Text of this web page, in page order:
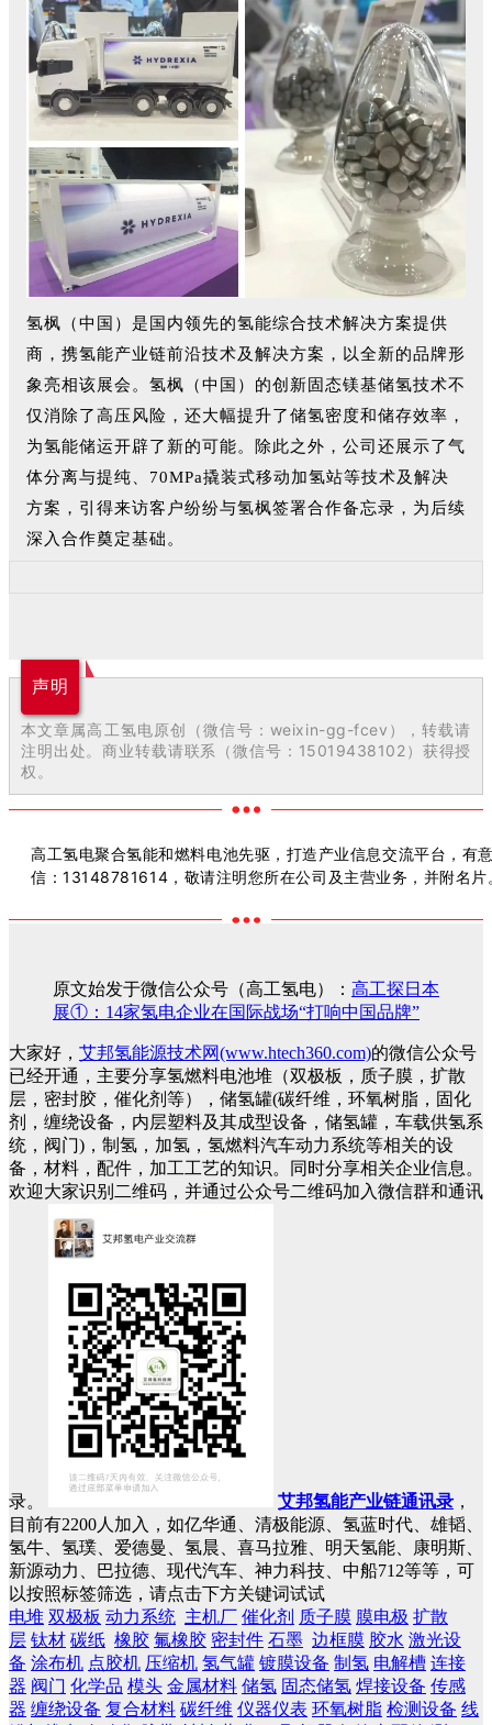
氢枫（中国）是国内领先的氢能综合技术解决方案提供
商，携氢能产业链前沿技术及解决方案，以全新的品牌形
象亮相该展会。氢枫（中国）的创新固态镁基储氢技术不
仅消除了高压风险，还大幅提升了储氢密度和储存效率，
为氢能储运开辟了新的可能。除此之外，公司还展示了气
体分离与提纯、70MPa撬装式移动加氢站等技术及解决
方案，引得来访客户纷纷与氢枫签署合作备忘录，为后续
深入合作奠定基础。
声明
本文章属高工氢电原创（微信号：weixin-gg-fcev），转载请
注明出处。商业转载请联系（微信号：15019438102）获得授
权。
高工氢电聚合氢能和燃料电池先驱，打造产业信息交流平台，有
信：13148781614，敬请注明您所在公司及主营业务，并附名片
原文始发于微信公众号（高工氢电）： 高工探日本
展①：14家氢电企业在国际战场“打响中国品牌”
大家好， 艾邦氢能源技术网(www.htech360.com)的微信公众号
已经开通，主要分享氢燃料电池堆（双极板，质子膜，扩散
层，密封胶，催化剂等），储氢罐(碳纤维，环氧树脂，固化
剂，缠绕设备，内层塑料及其成型设备，储氢罐，车载供氢系
统，阀门)，制氢，加氢，氢燃料汽车动力系统等相关的设
备，材料，配件，加工工艺的知识。同时分享相关企业信息。
欢迎大家识别二维码，并通过公众号二维码加入微信群和通讯
录。 艾邦氢能产业链通讯录 ，
目前有2200人加入，如亿华通、清极能源、氢蓝时代、雄韬、
氢牛、氢璞、爱德曼、氢晨、喜马拉雅、明天氢能、康明斯、
新源动力、巴拉德、现代汽车、神力科技、中船712等等，可
以按照标签筛选，请点击下方关键词试试
电堆 双极板 动力系统 主机厂 催化剂 质子膜 膜电极 扩散
层 钛材 碳纸 橡胶 氟橡胶 密封件 石墨 边框膜 胶水 激光设
备 涂布机 点胶机 压缩机 氢气罐 镀膜设备 制氢 电解槽 连接
器 阀门 化学品 模头 金属材料 储氢 固态储氢 焊接设备 传感
器 缠绕设备 复合材料 碳纤维 仪器仪表 环氧树脂 检测设备 线